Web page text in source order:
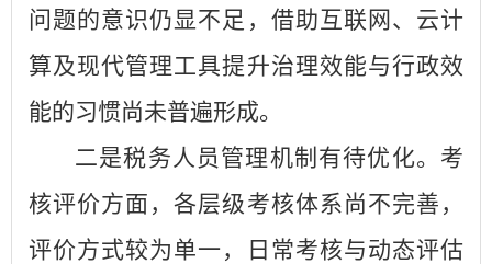
问题的意识仍显不足，借助互联网、云计
算及现代管理工具提升治理效能与行政效
能的习惯尚未普遍形成。
二是税务人员管理机制有待优化。考
核评价方面，各层级考核体系尚不完善，
评价方式较为单一，日常考核与动态评估